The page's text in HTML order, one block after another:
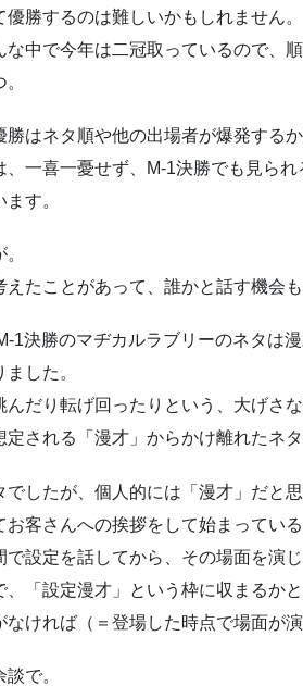
優勝するのは難しいかもしれません。
な中で今年は二冠取っているので
勝はネタ順や他の出場者が爆発する
、一喜一憂せず、M-1決勝でも見ら
す。
えたことがあって、誰かと話す機会
1決勝のマヂカルラブリーのネタは
した。
んだり転げ回ったりという、大げさ
定される「漫才」からかけ離れたネ
でしたが、個人的には「漫才」だと思
お客さんへの挨拶をして始まっている
で設定を話してから、その場面を演じ
、「設定漫才」という枠に収まるかと
なければ（＝登場した時点で場面が
で。